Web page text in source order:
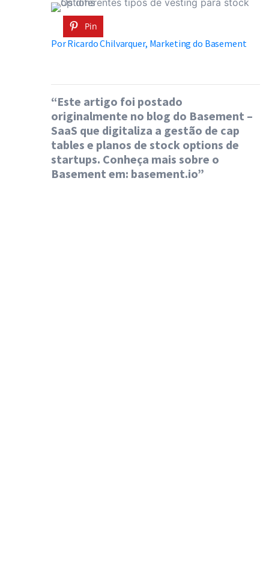
Pin
Por Ricardo Chilvarquer, Marketing do Basement
“Este artigo foi postado
originalmente no blog do Basement –
SaaS que digitaliza a gestão de cap
tables e planos de stock options de
startups. Conheça mais sobre o
Basement em: basement.io”